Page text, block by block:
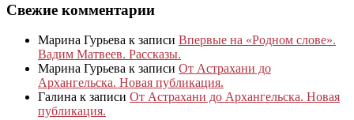
Свежие комментарии
Марина Гурьева к записи Впервые на «Родном слове».
Вадим Матвеев. Рассказы.
Марина Гурьева к записи От Астрахани до
Архангельска. Новая публикация.
Галина к записи От Астрахани до Архангельска. Новая
публикация.